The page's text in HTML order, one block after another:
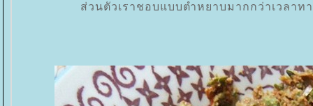
ส่วนตัวเราชอบแบบตำหยาบมากกว่าเวลา